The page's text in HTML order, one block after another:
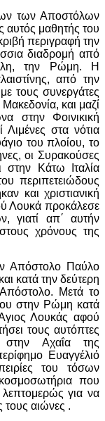
των Αποστόλων
αυτός μαθητής του
περιγραφή την
διαδρομή από
την Ρώμη. Η
από την
τους συνεργάτες
και μαζί
στην Φοινικική
στα νότια
του πλοίου, το
οι Συρακούσες
στην Κάτω Ιταλία
περιπετειώδους
και χριστιανική
Λουκά προκάλεσε
γιατί απ΄ αυτήν
χρόνους της
Απόστολο Παύλο
κατά την δεύτερη
Μετά το
στην Ρώμη κατά
Λουκάς αφού
τους αυτόπτες
στην Αχαΐα της
Ευαγγέλιό
του τόσων
που
λεπτομερώς για να
τους αιώνες .